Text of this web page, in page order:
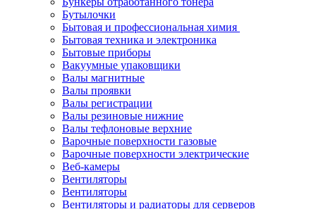
Бутылочки
Бытовая и профессиональная химия
Бытовая техника и электроника
Бытовые приборы
Вакуумные упаковщики
Валы магнитные
Валы проявки
Валы регистрации
Валы резиновые нижние
Валы тефлоновые верхние
Варочные поверхности газовые
Варочные поверхности электрические
Веб-камеры
Вентиляторы
Вентиляторы
Вентиляторы и радиаторы для серверов